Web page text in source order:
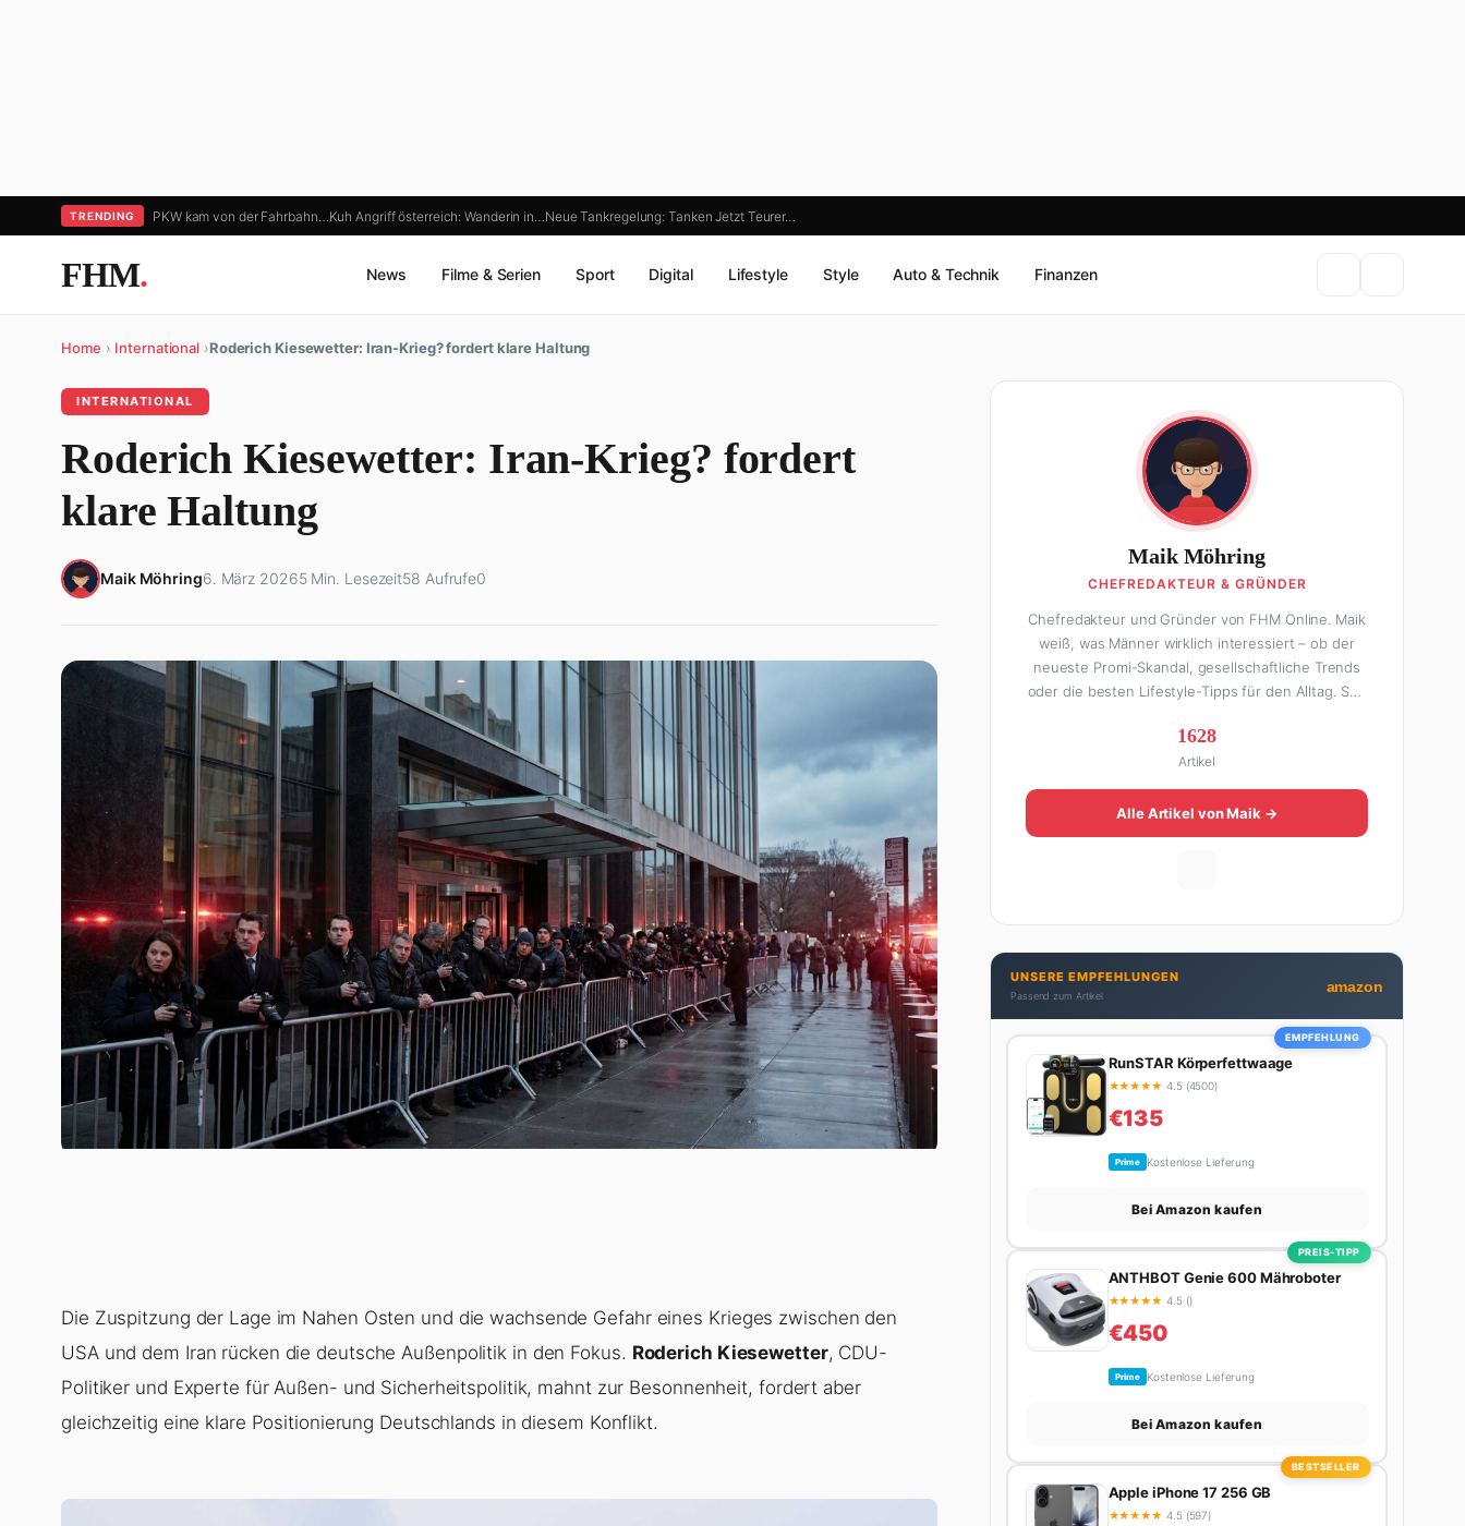
TRENDING PKW kam von der Fahrbahn… Kuh Angriff österreich: Wanderin in… Neue Tankregelung: Tanken Jetzt Teurer…
FHM. News Filme & Serien Sport Digital Lifestyle Style Auto & Technik Finanzen
Home › International ›Roderich Kiesewetter: Iran-Krieg? fordert klare Haltung
INTERNATIONAL
Roderich Kiesewetter: Iran-Krieg? fordert
klare Haltung
Maik Möhring6. März 20265 Min. Lesezeit58 Aufrufe0
Die Zuspitzung der Lage im Nahen Osten und die wachsende Gefahr eines Krieges zwischen den
USA und dem Iran rücken die deutsche Außenpolitik in den Fokus. Roderich Kiesewetter, CDU-
Politiker und Experte für Außen- und Sicherheitspolitik, mahnt zur Besonnenheit, fordert aber
gleichzeitig eine klare Positionierung Deutschlands in diesem Konflikt.
Maik Möhring
CHEFREDAKTEUR & GRÜNDER
Chefredakteur und Gründer von FHM Online. Maik
weiß, was Männer wirklich interessiert – ob der
neueste Promi-Skandal, gesellschaftliche Trends
oder die besten Lifestyle-Tipps für den Alltag. Seit
hat FHM Online zu einer der führenden Männer-
Lifestyle-Plattformen im deutschsprachigen Raum
aufgebaut. Sein Weg dahin war alles andere als
geradlinig: Die eine Hälfte seines Lebens stand er
in der Gastronomie – mit allem, was dazugehört.
unterhaltsam und immer nah dran. Wenn Maik
nicht gerade den heißesten Tratsch aus der
Promi-Welt aufspürt oder die besten Lifestyle-
Empfehlungen zusammenstellt, findet man ihn
beim Wandern in den Schweizer Alpen, am Grill mit
Freunden oder auf der Suche nach dem perfekten
Espresso. Sein Motto: Lieber einmal richtig als
zehnmal halb.
1628
Artikel
Alle Artikel von Maik →
UNSERE EMPFEHLUNGEN
Passend zum Artikel
amazon
EMPFEHLUNG
RunSTAR Körperfettwaage
★★★★★ 4.5 (4500)
€135
Prime Kostenlose Lieferung
Bei Amazon kaufen
PREIS-TIPP
ANTHBOT Genie 600 Mähroboter
★★★★★ 4.5 ()
€450
Prime Kostenlose Lieferung
Bei Amazon kaufen
BESTSELLER
Apple iPhone 17 256 GB
★★★★★ 4.5 (597)